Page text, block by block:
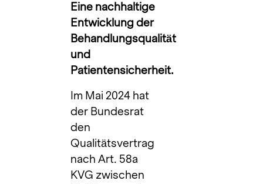
Eine nachhaltige
Entwicklung der
Behandlungsqualität
und
Patientensicherheit.
Im Mai 2024 hat
der Bundesrat
den
Qualitätsvertrag
nach Art. 58a
KVG zwischen